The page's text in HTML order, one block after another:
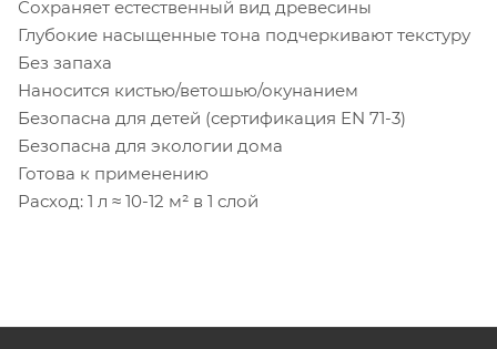
Сохраняет естественный вид древесины
Глубокие насыщенные тона подчеркивают текстуру
Без запаха
Наносится кистью/ветошью/окунанием
Безопасна для детей (сертификация EN 71-3)
Безопасна для экологии дома
Готова к применению
Расход: 1 л ≈ 10-12 м² в 1 слой